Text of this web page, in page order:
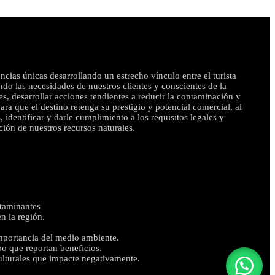
únicas desarrollando un estrecho vínculo entre el turista
las necesidades de nuestros clientes y conscientes de la
desarrollar acciones tendientes a reducir la contaminación y
que el destino retenga su prestigio y potencial comercial, al
identificar y darle cumplimiento a los requisitos legales y
de nuestros recursos naturales.
la región.
del medio ambiente.
que reportan beneficios.
que impacte negativamente.